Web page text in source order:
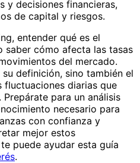
y decisiones financieras,
de capital y riesgos.
entender qué es el
saber cómo afecta las tasas
del mercado.
definición, sino también el
fluctuaciones diarias que
para un análisis
necesario para
con confianza y
mejor estos
puede ayudar esta guía
.